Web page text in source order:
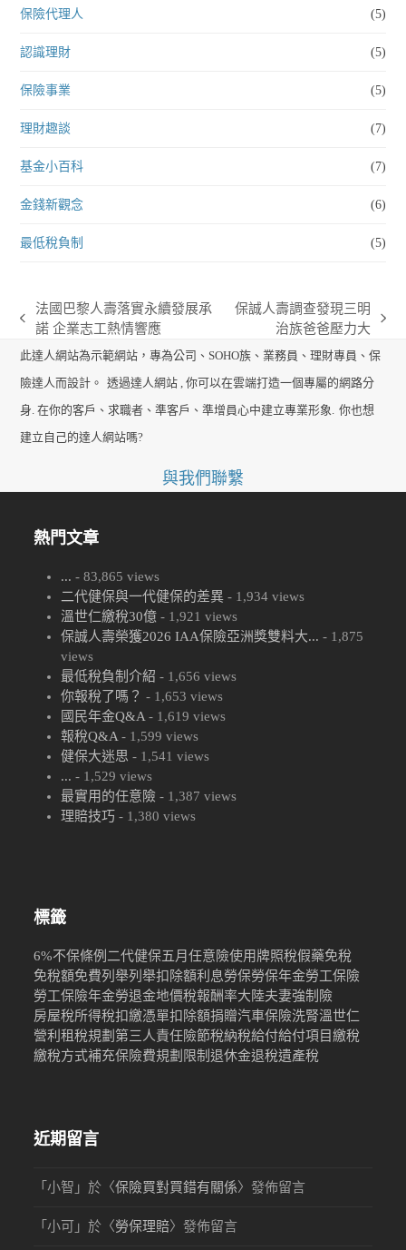
保險代理人 (5)
認識理財 (5)
保險事業 (5)
理財趣談 (7)
基金小百科 (7)
金錢新觀念 (6)
最低稅負制 (5)
previous
post:
法國巴黎人壽落實永續發展承
諾 企業志工熱情響應
post:
保誠人壽調查發現三明
治族爸爸壓力大
此達人網站為示範網站，專為公司、SOHO族、業務員、理財專員、保
險達人而設計。
透過達人網站 , 你可以在雲端打造一個專屬的網路分
身. 在你的客戶、求職者、準客戶、準增員心中建立專業形象.
你也想
建立自己的達人網站嗎?
與我們聯繫
熱門文章
... - 83,865 views
二代健保與一代健保的差異 - 1,934 views
溫世仁繳稅30億 - 1,921 views
保誠人壽榮獲2026 IAA保險亞洲獎雙料大... - 1,875
views
最低稅負制介紹 - 1,656 views
你報稅了嗎？ - 1,653 views
國民年金Q&A - 1,619 views
報稅Q&A - 1,599 views
健保大迷思 - 1,541 views
... - 1,529 views
最實用的任意險 - 1,387 views
理賠技巧 - 1,380 views
標籤
6%不保條例 二代健保五月任意險使用牌照稅假藥免稅
免稅額免費列舉列舉扣除額利息勞保勞保年金勞工保險
勞工保險年金勞退金地價稅報酬率大陸夫妻強制險
房屋稅所得稅扣繳憑單扣除額捐贈汽車保險洗腎溫世仁
營利租稅規劃 第三人責任險節稅納稅給付給付項目繳稅
繳稅方式補充保險費規劃限制退休金退稅遺產稅
近期留言
「小智 」於〈保險買對買錯有關係〉發佈留言
「小可 」於〈勞保理賠〉發佈留言